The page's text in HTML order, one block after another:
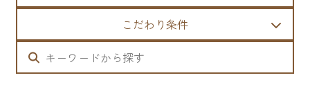
こだわり条件